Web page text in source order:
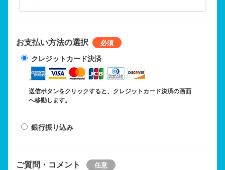
お支払い方法の選択
クレジットカード決済
送信ボタンをクリックすると、クレジットカード決済の画面
へ移動します。
銀行振り込み
ご質問・コメント